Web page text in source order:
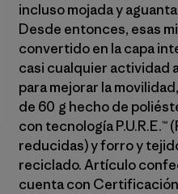
incluso mojada y
Desde entonces, esas
convertido en la capa
casi cualquier actividad
para mejorar la
de 60 g hecho de
con tecnología
reducidas) y forro y
reciclado. Artículo
cuenta con Certificación